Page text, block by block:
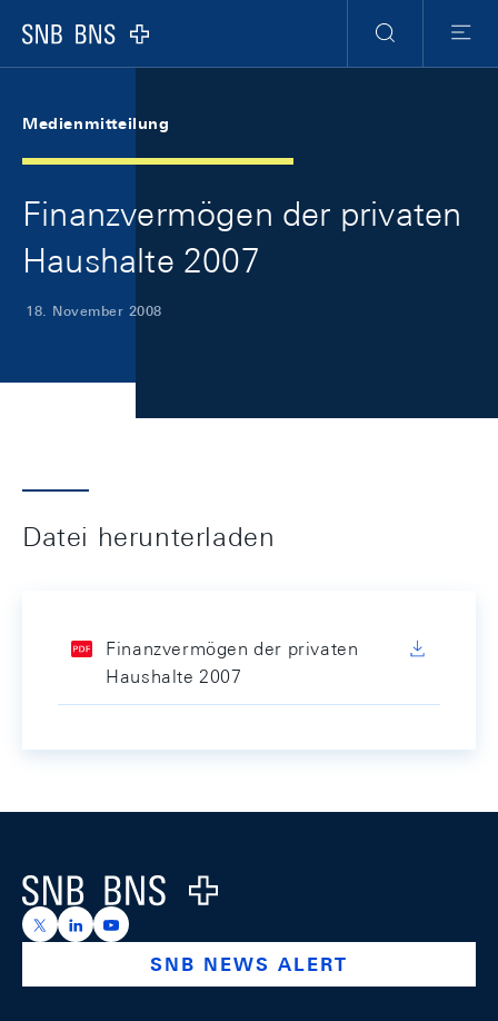
Logo
Suche
Menu
Medienmitteilung
Finanzvermögen der privaten
Haushalte 2007
18. November 2008
Datei herunterladen
Finanzvermögen der privaten
Haushalte 2007
Logo
https://x.com/snb_bns
https://ch.linkedin.com/company/swiss-national-
https://www.youtube.com/@swissnationalbank
SNB NEWS ALERT